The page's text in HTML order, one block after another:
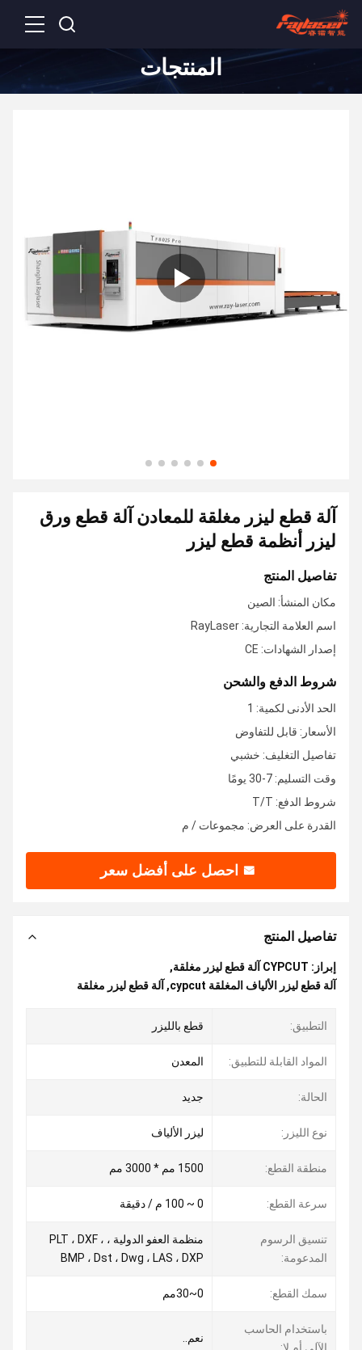
المنتجات
آلة قطع ليزر مغلقة للمعادن آلة قطع ورق
ليزر أنظمة قطع ليزر
تفاصيل المنتج
مكان المنشأ: الصين
اسم العلامة التجارية: RayLaser
إصدار الشهادات: CE
شروط الدفع والشحن
الحد الأدنى لكمية: 1
الأسعار: قابل للتفاوض
تفاصيل التغليف: خشبي
وقت التسليم: 7-30 يومًا
شروط الدفع: T/T
القدرة على العرض: مجموعات / م
تفاصيل المنتج
إبراز: CYPCUT آلة قطع ليزر مغلقة
,
آلة قطع ليزر الألياف المغلقة cypcut
, آلة قطع ليزر مغلقة
التطبيق: قطع بالليزر
المواد القابلة للتطبيق: المعدن
الحالة: جديد
نوع الليزر: ليزر الألياف
منطقة القطع: 1500 مم * 3000 مم
سرعة القطع: 0 ~ 100 م / دقيقة
تنسيق الرسوم
المدعومة:
منظمة العفو الدولية ، PLT ، DXF ،
BMP ، Dst ، Dwg ، LAS ، DXP
سمك القطع: 0~30مم
باستخدام الحاسب
نعم..